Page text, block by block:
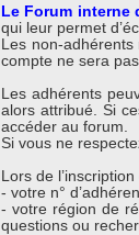
Le Forum interne
qui leur permet
Les non-
compte ne sera
Les adhérents
alors attribué. Si
accéder au forum.
Si vous ne
Lors de
- votre n°
- votre région de
questions ou